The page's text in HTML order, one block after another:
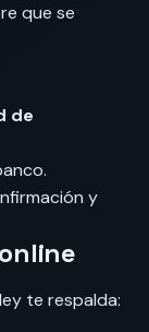
que se
de
y
te respalda: